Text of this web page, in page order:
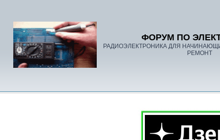
ФОРУМ ПО
РАДИОЭЛЕКТРОНИКА ДЛЯ
РЕМОНТ